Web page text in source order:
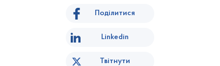
Поділитися
Linkedin
Твітнути